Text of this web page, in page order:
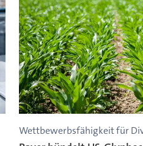
Wettbewerbsfähigkeit für